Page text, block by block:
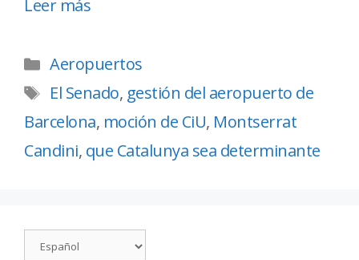
Leer más
Aeropuertos
El Senado, gestión del aeropuerto de
Barcelona, moción de CiU, Montserrat
Candini, que Catalunya sea determinante